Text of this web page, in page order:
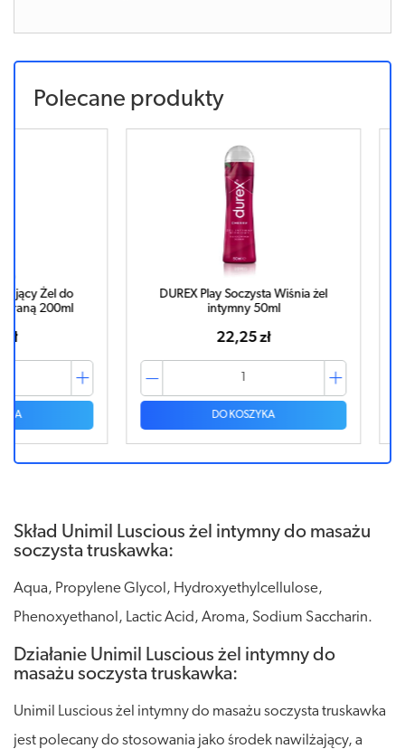
Polecane produkty
do
DUREX Play Soczysta Wiśnia żel
intymny 50ml
22,25 zł
DO KOSZYKA
Skład Unimil Luscious żel intymny do masażu
soczysta truskawka:
Aqua, Propylene Glycol, Hydroxyethylcellulose,
Phenoxyethanol, Lactic Acid, Aroma, Sodium Saccharin.
Działanie Unimil Luscious żel intymny do
masażu soczysta truskawka:
Unimil Luscious żel intymny do masażu soczysta truskawka
jest polecany do stosowania jako środek nawilżający, a